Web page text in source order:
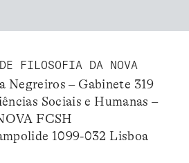
FILOSOFIA DA NOVA
Negreiros – Gabinete 319
Sociais e Humanas –
FCSH
1099-032 Lisboa